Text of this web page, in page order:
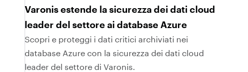
Varonis estende la sicurezza dei dati cloud
leader del settore ai database Azure
Scopri e proteggi i dati critici archiviati nei
database Azure con la sicurezza dei dati cloud
leader del settore di Varonis.